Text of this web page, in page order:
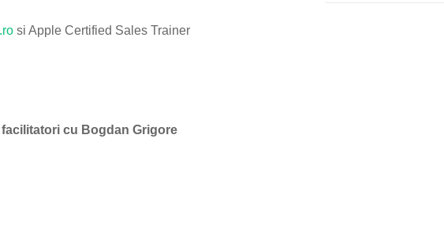
si Apple Certified Sales Trainer
cu Bogdan Grigore